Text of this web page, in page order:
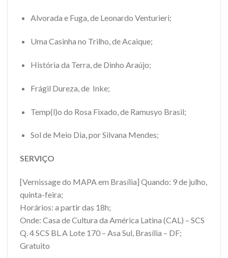
Alvorada e Fuga, de Leonardo Venturieri;
Uma Casinha no Trilho, de Acaique;
História da Terra, de Dinho Araújo;
Frágil Dureza, de Inke;
Temp(l)o do Rosa Fixado, de Ramusyo Brasil;
Sol de Meio Dia, por Silvana Mendes;
SERVIÇO
[Vernissage do MAPA em Brasília] Quando: 9 de julho,
quinta-feira;
Horários: a partir das 18h;
Onde: Casa de Cultura da América Latina (CAL) – SCS
Q. 4 SCS BL A Lote 170 – Asa Sul, Brasília – DF;
Gratuito